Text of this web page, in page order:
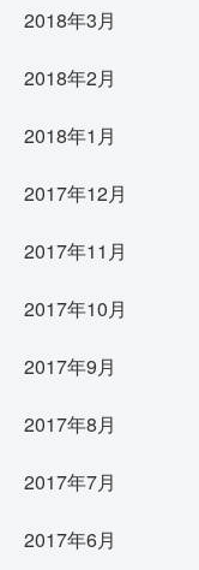
2018年3月
2018年2月
2018年1月
2017年12月
2017年11月
2017年10月
2017年9月
2017年8月
2017年7月
2017年6月